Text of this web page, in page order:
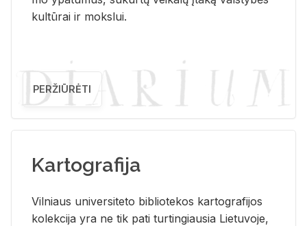
kul­tū­rai ir moks­lui.
PERŽIŪRĖTI
Kartografija
Vil­niaus uni­ver­si­te­to bi­b­lio­te­kos kar­to­gra­fi­jos
ko­lek­ci­ja yra ne tik pati tur­tin­giau­sia Lie­tu­vo­je,